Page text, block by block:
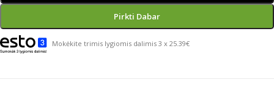
Pirkti Dabar
Mokėkite trimis lygiomis dalimis 3 x 25.39€